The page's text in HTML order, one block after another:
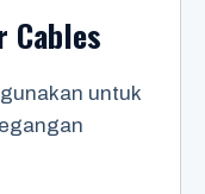
Cables
untuk